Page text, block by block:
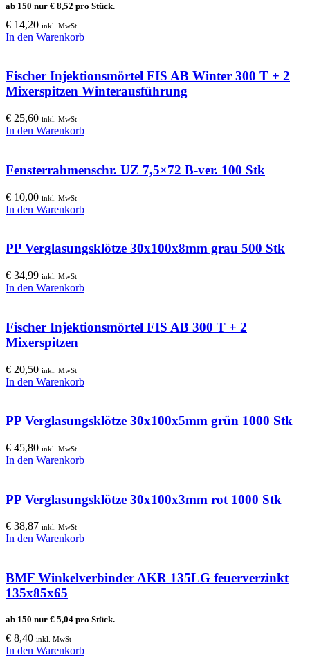
ab 150 nur € 8,52 pro Stück.
€ 14,20 inkl. MwSt
In den Warenkorb
Fischer Injektionsmörtel FIS AB Winter 300 T + 2
Mixerspitzen Winterausführung
€ 25,60 inkl. MwSt
In den Warenkorb
Fensterrahmenschr. UZ 7,5×72 B-ver. 100 Stk
€ 10,00 inkl. MwSt
In den Warenkorb
PP Verglasungsklötze 30x100x8mm grau 500 Stk
€ 34,99 inkl. MwSt
In den Warenkorb
Fischer Injektionsmörtel FIS AB 300 T + 2
Mixerspitzen
€ 20,50 inkl. MwSt
In den Warenkorb
PP Verglasungsklötze 30x100x5mm grün 1000 Stk
€ 45,80 inkl. MwSt
In den Warenkorb
PP Verglasungsklötze 30x100x3mm rot 1000 Stk
€ 38,87 inkl. MwSt
In den Warenkorb
BMF Winkelverbinder AKR 135LG feuerverzinkt
135x85x65
ab 150 nur € 5,04 pro Stück.
€ 8,40 inkl. MwSt
In den Warenkorb